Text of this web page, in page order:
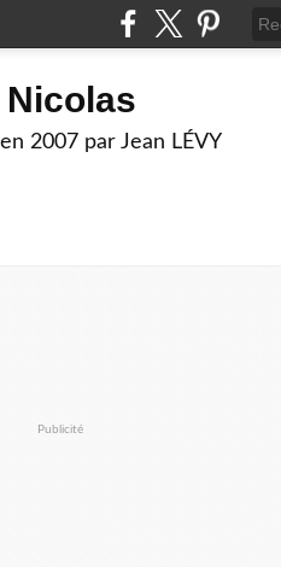
2007 par Jean LÉVY
Publicité